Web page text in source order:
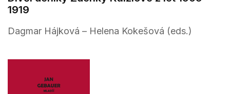
1919
Dagmar Hájková – Helena Kokešová (eds.)